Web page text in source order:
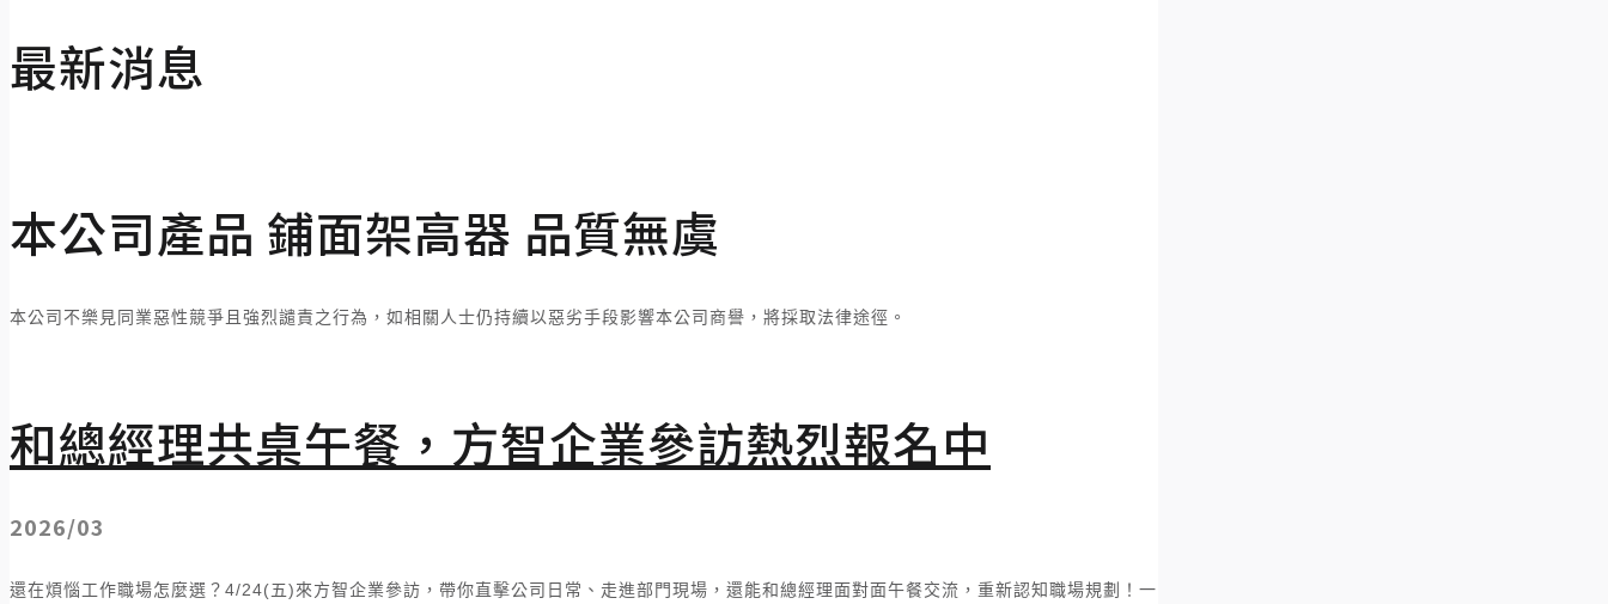
最新消息
本公司產品 鋪面架高器 品質無虞
本公司不樂見同業惡性競爭且強烈譴責之行為，如相關人士仍持續以惡劣手段影響本公司商譽，將採取法律途徑。
和總經理共桌午餐，方智企業參訪熱烈報名中
2026/03
還在煩惱工作職場怎麼選？4/24(五)來方智企業參訪，帶你直擊公司日常、走進部門現場，還能和總經理面對面午餐交流，重新認知職場規劃！一